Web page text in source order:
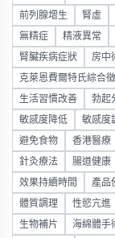
前列腺增生 腎虛
無精症 精液異常
腎臟疾病症狀 房中
克萊恩費爾特氏綜合徵
生活習慣改善 勃起
敏感度降低 敏感度
避免食物 香港醫療
針灸療法 腸道健康
效果持續時間 產品
體質調理 性慾亢進
生物補片 海綿體手